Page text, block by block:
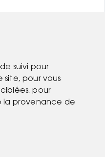
suivi pour
pour vous
pour
la provenance de